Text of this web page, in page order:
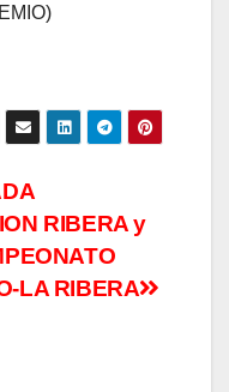
RIBERA y
LA RIBERA